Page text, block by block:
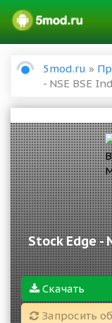
5mod.ru »
- NSE BSE
Stock Edge -
Скачать
Запросить